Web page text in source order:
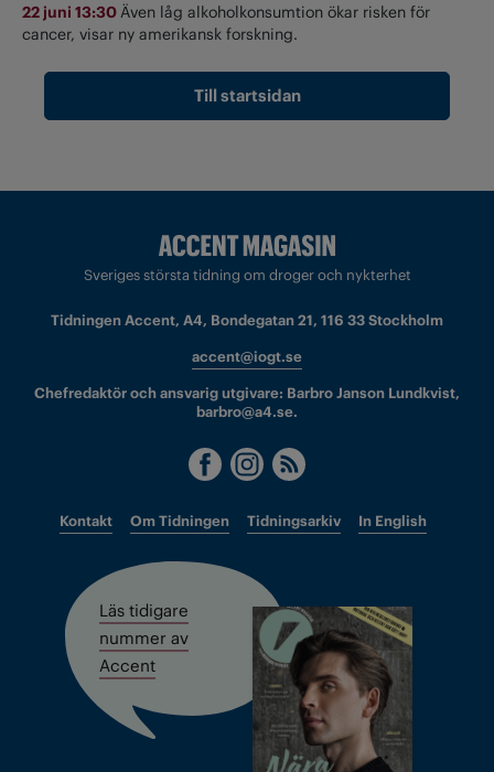
22 juni 13:30 Även låg alkoholkonsumtion ökar risken för
cancer, visar ny amerikansk forskning.
Till startsidan
Sveriges största tidning om droger och nykterhet
Tidningen Accent, A4, Bondegatan 21, 116 33 Stockholm
accent@iogt.se
Chefredaktör och ansvarig utgivare: Barbro Janson Lundkvist,
barbro@a4.se.
Kontakt Om Tidningen Tidningsarkiv In English
Läs tidigare
nummer av
Accent